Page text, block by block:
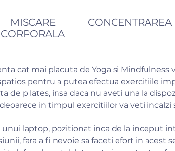
MISCARE
CORPORALA
CONCENTRAREA
cat mai placuta de Yoga si Mindfulness
pentru a putea efectua exercitiile
de pilates, insa daca nu aveti una la
in timpul exercitiilor va veti
unui laptop, pozitionat inca de la inceput
fara a fi nevoie sa faceti efort in acest